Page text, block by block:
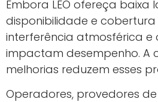
Embora LEO ofereça baixa
disponibilidade e cobertura
interferência atmosférica e
impactam desempenho. A
melhorias reduzem esses
Operadores, provedores